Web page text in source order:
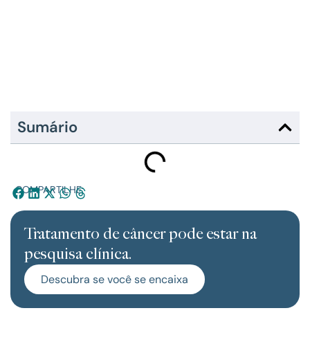
Sumário
COMPARTILHE:
Tratamento de câncer pode estar na
pesquisa clínica.
Descubra se você se encaixa